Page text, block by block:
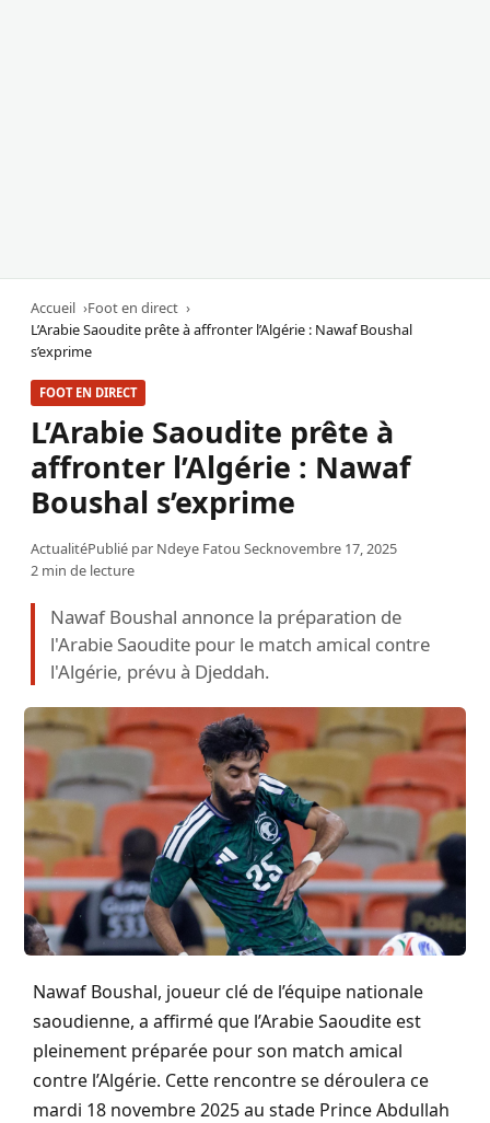
Accueil
Foot en direct
L’Arabie Saoudite prête à affronter l’Algérie : Nawaf Boushal
s’exprime
FOOT EN DIRECT
L’Arabie Saoudite prête à
affronter l’Algérie : Nawaf
Boushal s’exprime
ActualitéPublié par Ndeye Fatou Secknovembre 17, 2025
2 min de lecture
Nawaf Boushal annonce la préparation de
l'Arabie Saoudite pour le match amical contre
l'Algérie, prévu à Djeddah.
Nawaf Boushal, joueur clé de l’équipe nationale
saoudienne, a affirmé que l’Arabie Saoudite est
pleinement préparée pour son match amical
contre l’Algérie. Cette rencontre se déroulera ce
mardi 18 novembre 2025 au stade Prince Abdullah